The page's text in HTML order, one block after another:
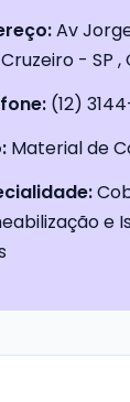
Av
- SP ,
(12)
Material de
e